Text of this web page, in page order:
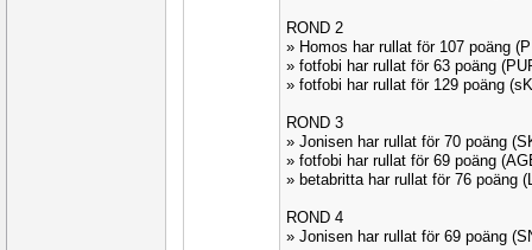
ROND 2
» Homos har rullat för 107 poäng
» fotfobi har rullat för 63 poäng
» fotfobi har rullat för 129 poäng
ROND 3
» Jonisen har rullat för 70 poäng
» fotfobi har rullat för 69 poäng
» betabritta har rullat för 76 poäng
ROND 4
» Jonisen har rullat för 69 poäng